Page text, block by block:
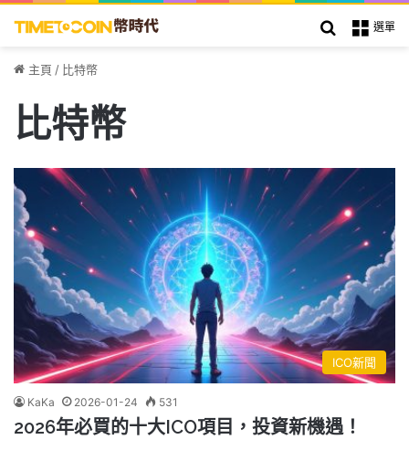
選單
搜索
主頁 / 比特幣
比特幣
ICO新聞
KaKa 2026-01-24 531
2026年必買的十大ICO項目，投資新機遇！